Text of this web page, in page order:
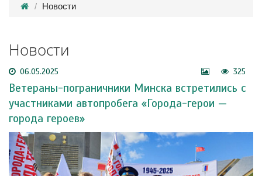
Новости
Новости
06.05.2025 325
Ветераны-пограничники Минска встретились с
участниками автопробега «Города-герои —
города героев»